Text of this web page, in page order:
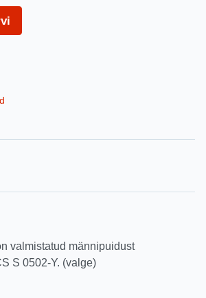
valmistatud männipuidust
S 0502-Y. (valge)